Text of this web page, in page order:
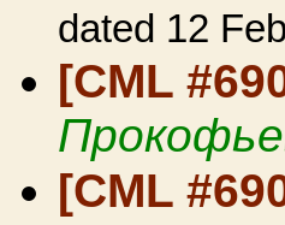
dated 12
[CML
[CML